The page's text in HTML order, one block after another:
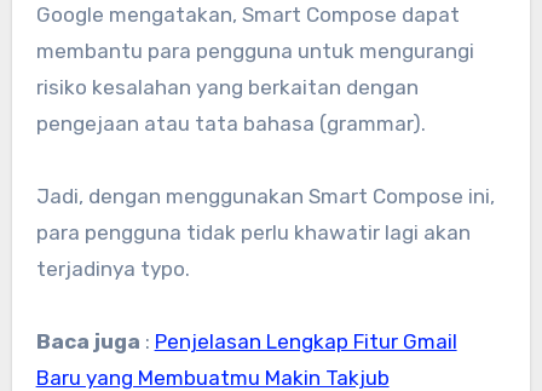
Google mengatakan, Smart Compose dapat
membantu para pengguna untuk mengurangi
risiko kesalahan yang berkaitan dengan
pengejaan atau tata bahasa (grammar).
Jadi, dengan menggunakan Smart Compose ini,
para pengguna tidak perlu khawatir lagi akan
terjadinya typo.
Baca juga : Penjelasan Lengkap Fitur Gmail
Baru yang Membuatmu Makin Takjub